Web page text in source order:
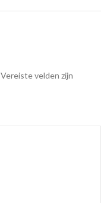
Vereiste velden zijn